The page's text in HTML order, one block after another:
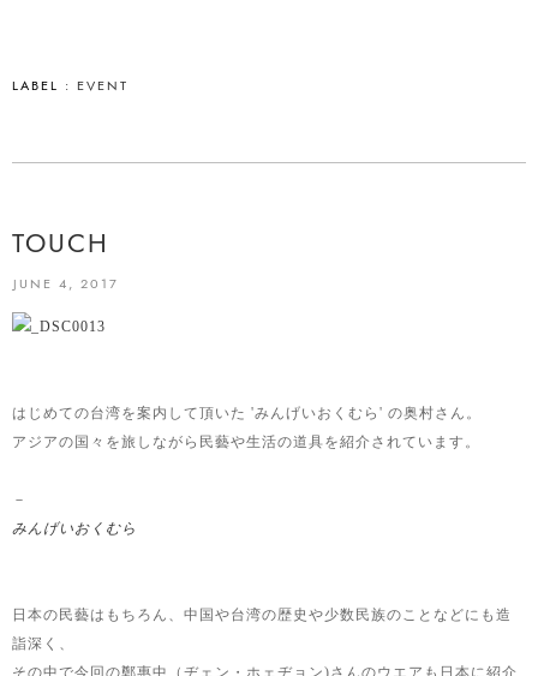
LABEL : EVENT
TOUCH
JUNE 4, 2017
はじめての台湾を案内して頂いた 'みんげいおくむら' の奥村さん。
アジアの国々を旅しながら民藝や生活の道具を紹介されています。
－
みんげいおくむら
日本の民藝はもちろん、中国や台湾の歴史や少数民族のことなどにも造
詣深く、